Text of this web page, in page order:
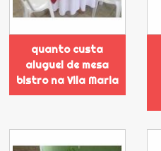
quanto custa
aluguel de mesa
bistro na Vila Maria